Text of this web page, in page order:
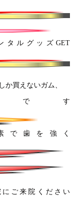
ルグッズGET
か買えないガム、
す
で歯を強く
ご来院ください